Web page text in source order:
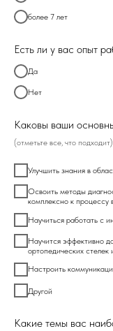
более 7 лет
Есть ли у вас опыт
Да
Нет
Каковы ваши
(отметьте все, что подходит)
Улучшить знания в
Освоить методы
комплексно к процессу
Научиться работать с
Научится эффективно
ортопедических
Настроить
Другой
Какие темы вас